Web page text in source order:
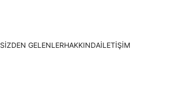
SİZDEN GELENLERHAKKINDAİLETIŞIM